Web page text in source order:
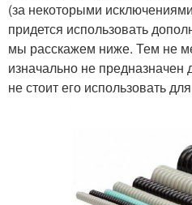
(за некоторыми
придется использовать
мы расскажем ниже. Тем не
изначально не предназначен
не стоит его использовать